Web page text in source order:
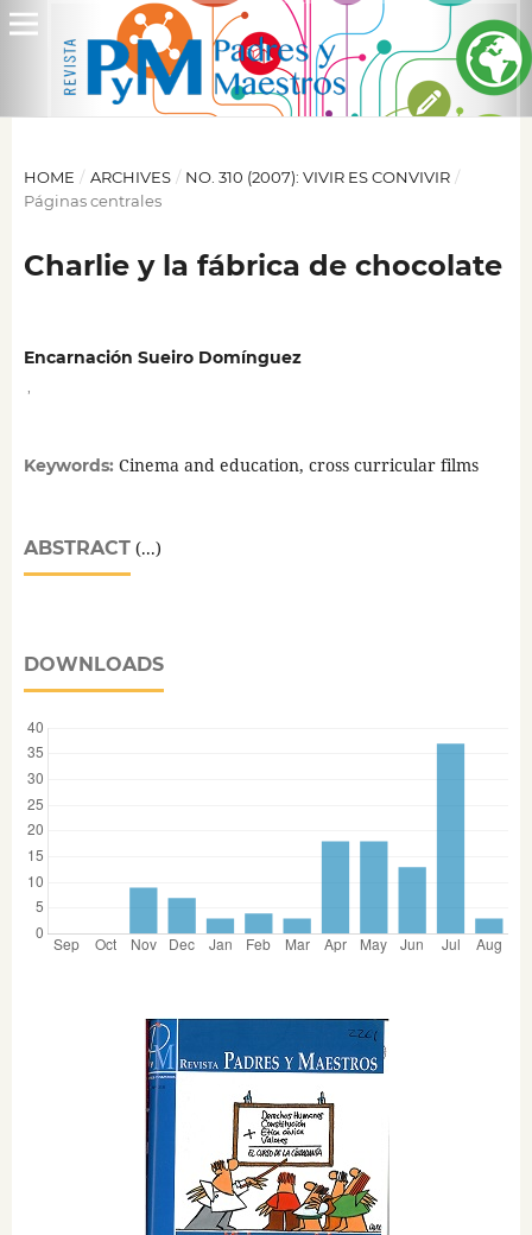
HOME / ARCHIVES / NO. 310 (2007): VIVIR ES CONVIVIR /
Páginas centrales
Charlie y la fábrica de chocolate
Encarnación Sueiro Domínguez
Keywords: Cinema and education, cross curricular films
ABSTRACT(...)
DOWNLOADS